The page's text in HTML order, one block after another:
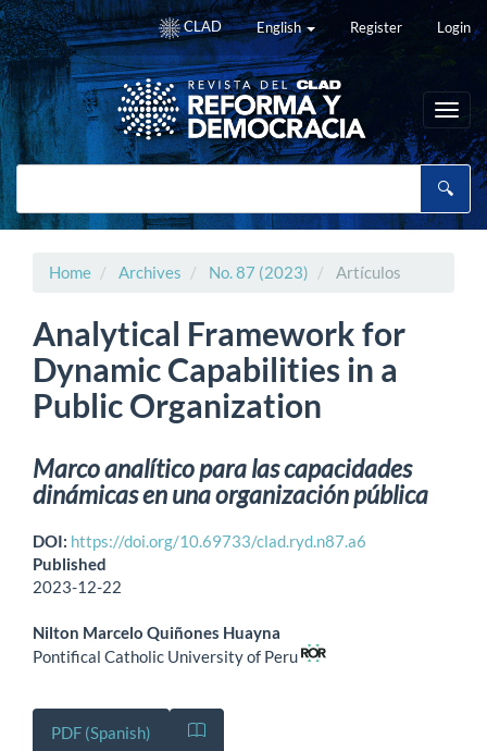
Main
Navigation
Main
Content
Sidebar
CLAD English Register Login
Home Archives No. 87 (2023) Artículos
Analytical Framework for
Dynamic Capabilities in a
Public Organization
Marco analítico para las capacidades
dinámicas en una organización pública
DOI: https://doi.org/10.69733/clad.ryd.n87.a6
Published
2023-12-22
Nilton Marcelo Quiñones Huayna
Pontifical Catholic University of Peru
PDF (Spanish)